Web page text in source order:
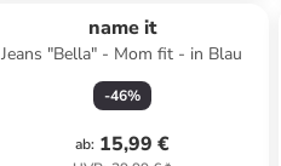
name it
Jeans "Bella" - Mom fit - in Blau
-46%
ab: 15,99 €